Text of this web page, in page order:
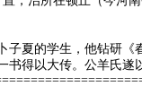
子夏的学生，他钻研
得以大传。公羊氏遂